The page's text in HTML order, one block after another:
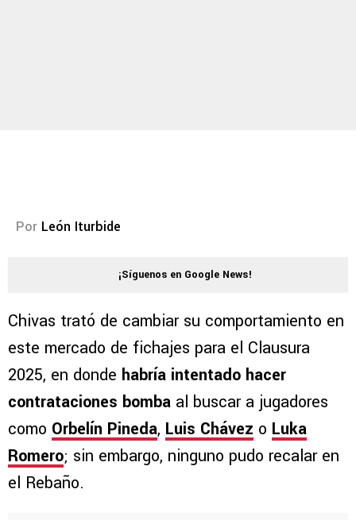
Por León Iturbide
¡Síguenos en Google News!
Chivas trató de cambiar su comportamiento en
este mercado de fichajes para el Clausura
2025, en donde habría intentado hacer
contrataciones bomba al buscar a jugadores
como Orbelín Pineda, Luis Chávez o Luka
Romero; sin embargo, ninguno pudo recalar en
el Rebaño.